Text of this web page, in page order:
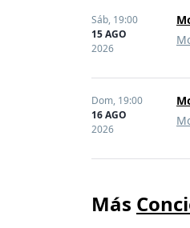
Sáb, 19:00
15 AGO
2026
Dom, 19:00
16 AGO
2026
Más